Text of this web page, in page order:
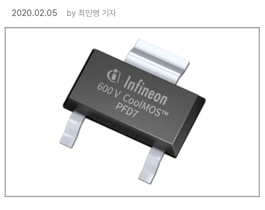
2020.02.05 by 최인영 기자